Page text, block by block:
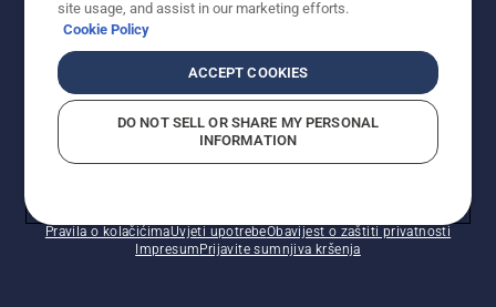
Pravila o kolačićimaUvjeti upotrebeObavijest o zaštiti privatnosti
ImpresumPrijavite sumnjiva kršenja
site usage, and assist in our marketing efforts.
Cookie Policy
ACCEPT COOKIES
DO NOT SELL OR SHARE MY PERSONAL
INFORMATION